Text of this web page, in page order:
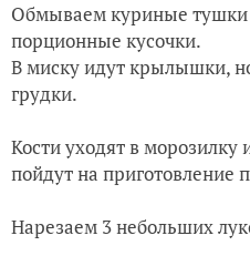
Обмываем куриные тушки
порционные кусочки.
В миску идут крылышки,
грудки.
Кости уходят в морозилку
пойдут на приготовление
Нарезаем 3 небольших